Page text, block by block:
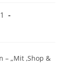
„Mit ‚Shop &